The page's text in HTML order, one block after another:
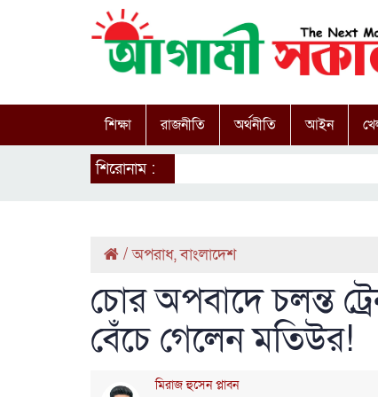
শিক্ষা রাজনীতি অর্থনীতি আইন
শিরোনাম :
/অপরাধ,বাংলাদেশ
চোর অপবাদে চলন্ত
বেঁচে গেলেন মতিউর!
মিরাজ হুসেন প্লাবন